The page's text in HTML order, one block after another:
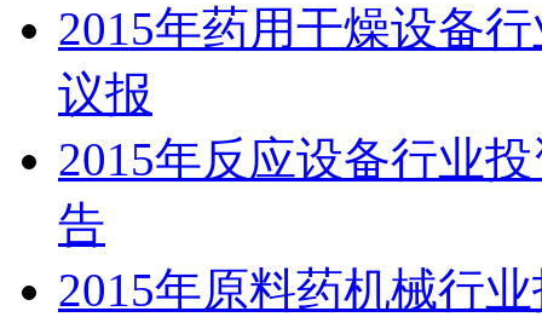
2015年药用干燥设备
议报
2015年反应设备行业
告
2015年原料药机械行